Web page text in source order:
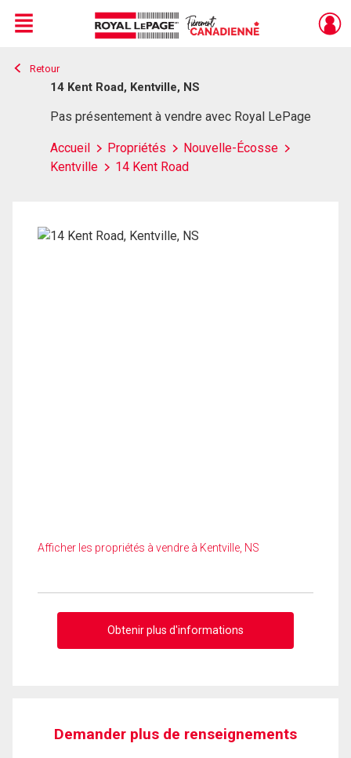
Live
En Direct
Menu
Retour
14 Kent Road, Kentville, NS
Pas présentement à vendre avec Royal LePage
Accueil Propriétés
Nouvelle-Écosse
Kentville
14 Kent Road
Afficher les propriétés à vendre à Kentville, NS
Obtenir plus d'informations
Demander plus de renseignements